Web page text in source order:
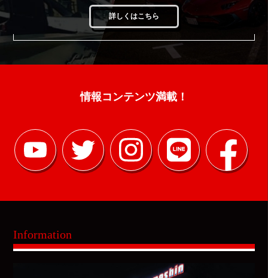
詳しくはこちら
情報コンテンツ満載！
Information